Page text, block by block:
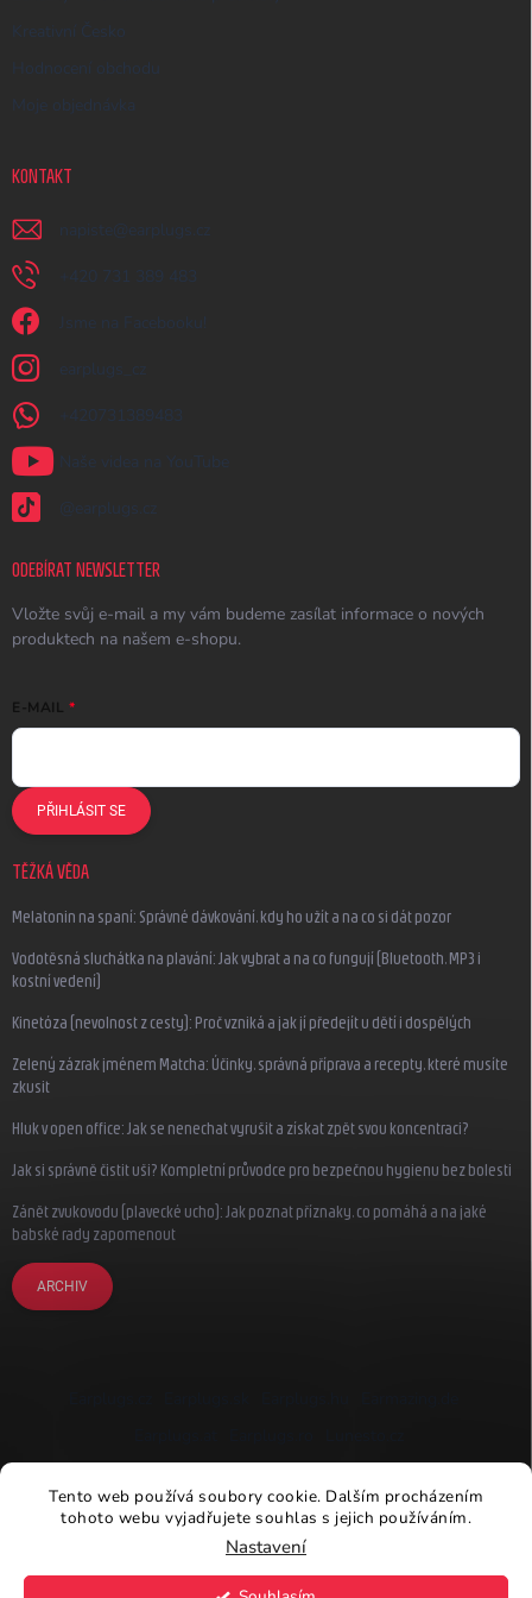
Tento web používá soubory cookie. Dalším procházením
tohoto webu vyjadřujete souhlas s jejich používáním.
Nastavení
Kreativní Česko
Hodnocení obchodu
Moje objednávka
KONTAKT
napiste @ earplugs.cz
+420 731 389 483
Jsme na Facebooku!
earplugs_cz
+420731389483
Naše videa na YouTube
@earplugs.cz
ODEBÍRAT NEWSLETTER
Vložte svůj e-mail a my vám budeme zasílat informace o nových
produktech na našem e-shopu.
E-MAIL
PŘIHLÁSIT SE
TĚŽKÁ VĚDA
Melatonin na spaní: Správné dávkování, kdy ho užít a na co si dát pozor
Vodotěsná sluchátka na plavání: Jak vybrat a na co fungují (Bluetooth, MP3 i
kostní vedení)
Kinetóza (nevolnost z cesty): Proč vzniká a jak jí předejít u dětí i dospělých
Zelený zázrak jménem Matcha: Účinky, správná příprava a recepty, které musíte
zkusit
Hluk v open office: Jak se nenechat vyrušit a získat zpět svou koncentraci?
Jak si správně čistit uši? Kompletní průvodce pro bezpečnou hygienu bez bolesti
Zánět zvukovodu (plavecké ucho): Jak poznat příznaky, co pomáhá a na jaké
babské rady zapomenout
ARCHIV
Copyright 2026Earplugs.cz. Všechna práva vyhrazena.